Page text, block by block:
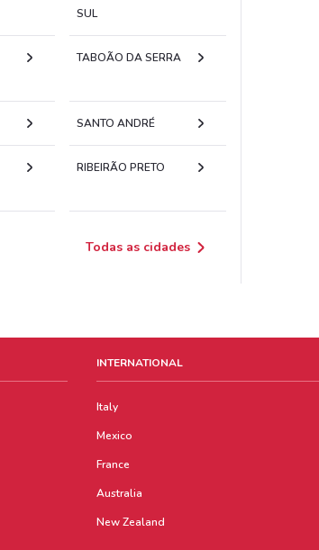
SUL
TABOÃO DA SERRA
SANTO ANDRÉ
RIBEIRÃO PRETO
Todas as cidades
INTERNATIONAL
Italy
Mexico
France
Australia
New Zealand